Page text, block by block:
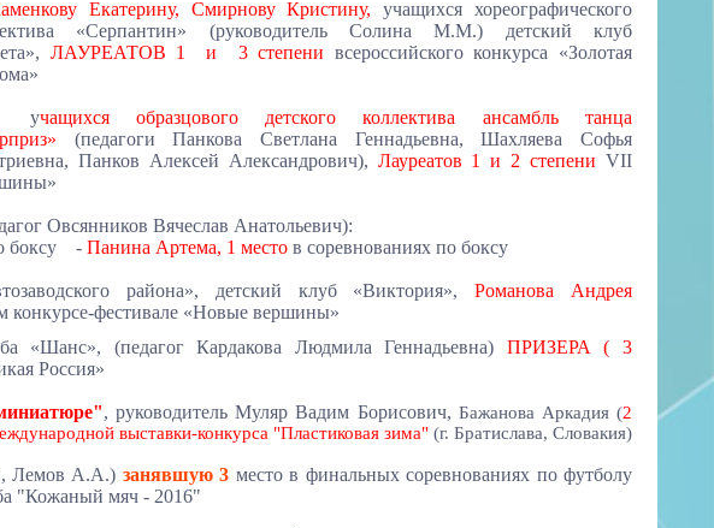
Екатерину, Смирнову Кристину, учащихся хореографического
«Серпантин» (руководитель Солина М.М.) детский клуб
ЛАУРЕАТОВ 1 и 3 степени всероссийского конкурса «Золотая
учащихся образцового детского коллектива ансамбль танца
(педагоги Панкова Светлана Геннадьевна, Шахляева Софья
Панков Алексей Александрович), Лауреатов 1 и 2 степени VII
Овсянников Вячеслав Анатольевич):
боксу - Панина Артема, 1 место в соревнованиях по боксу
района», детский клуб «Виктория»,Романова Андрея
конкурсе-фестивале «Новые вершины»
«Шанс», (педагог Кардакова Людмила Геннадьевна) ПРИЗЕРА ( 3
Россия»
, руководитель Муляр Вадим Борисович, Бажанова Аркадия (2
выставки-конкурса "Пластиковая зима" (г. Братислава, Словакия)
Лемов А.А.) занявшую 3 место в финальных соревнованиях по футболу
"Кожаный мяч - 2016"